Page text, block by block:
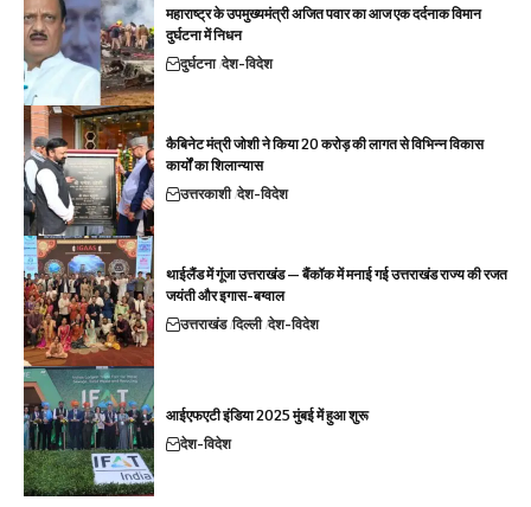
महाराष्ट्र के उपमुख्यमंत्री अजित पवार का आज एक दर्दनाक विमान
दुर्घटना में निधन
दुर्घटना देश-विदेश
कैबिनेट मंत्री जोशी ने किया 20 करोड़ की लागत से विभिन्न विकास
कार्यों का शिलान्यास
उत्तरकाशी देश-विदेश
थाईलैंड में गूंजा उत्तराखंड — बैंकॉक में मनाई गई उत्तराखंड राज्य की रजत
जयंती और इगास-बग्वाल
उत्तराखंड दिल्ली देश-विदेश
आईएफएटी इंडिया 2025 मुंबई में हुआ शुरू
देश-विदेश